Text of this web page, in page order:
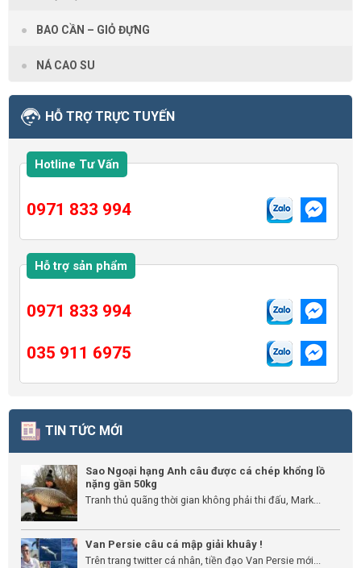
BAO CẦN – GIỎ ĐỰNG
NÁ CAO SU
HỖ TRỢ TRỰC TUYẾN
Hotline Tư Vấn
0971 833 994
Hỗ trợ sản phẩm
0971 833 994
035 911 6975
TIN TỨC MỚI
Sao Ngoại hạng Anh câu được cá chép khổng lồ
nặng gần 50kg
Tranh thủ quãng thời gian không phải thi đấu, Mark...
Van Persie câu cá mập giải khuây !
Trên trang twitter cá nhân, tiền đạo Van Persie mới...